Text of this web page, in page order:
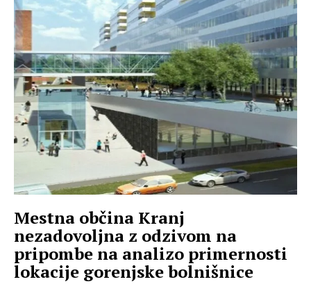
Mestna občina Kranj
nezadovoljna z odzivom na
pripombe na analizo primernosti
lokacije gorenjske bolnišnice